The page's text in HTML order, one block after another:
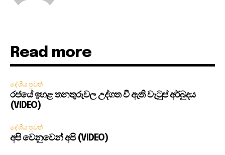
Read more
දේශීය පුවත්
රජයේ ඉහළ තනතුරුවල උද්ගත වී ඇති වැටුප් අර්බුදය
(VIDEO)
දේශීය පුවත්
අපි වෙනුවෙන් අපි (VIDEO)